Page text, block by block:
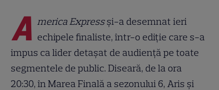
A merica Expressși-a desemnat ieri
echipele finaliste, într-o ediție care s-a
impus ca lider detașat de audiență pe toate
segmentele de public. Diseară, de la ora
20:30, în Marea Finală a sezonului 6, Aris și